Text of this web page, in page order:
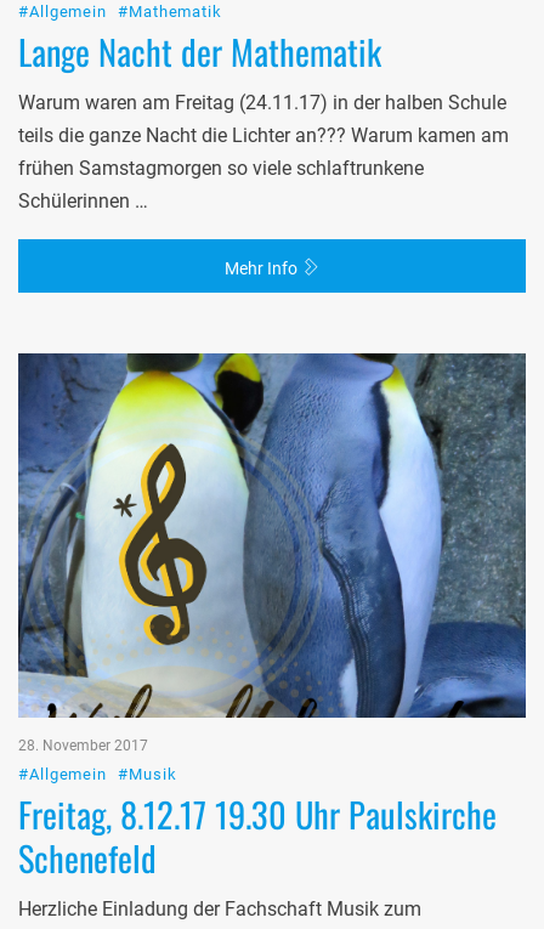
#Allgemein #Mathematik
Lange Nacht der Mathematik
Warum waren am Freitag (24.11.17) in der halben Schule
teils die ganze Nacht die Lichter an??? Warum kamen am
frühen Samstagmorgen so viele schlaftrunkene
Schülerinnen …
Mehr Info
28. November 2017
#Allgemein #Musik
Freitag, 8.12.17 19.30 Uhr Paulskirche
Schenefeld
Herzliche Einladung der Fachschaft Musik zum